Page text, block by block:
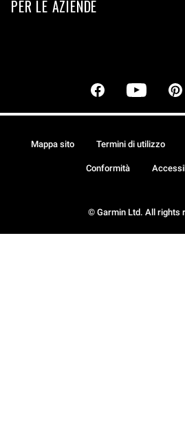
PER LE AZIENDE
© Garmin Ltd. All rights
Mappa sito Termini di utilizzo
Conformità